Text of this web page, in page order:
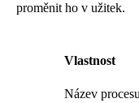
proměnit ho v užitek.
Vlastnost
Název procesu